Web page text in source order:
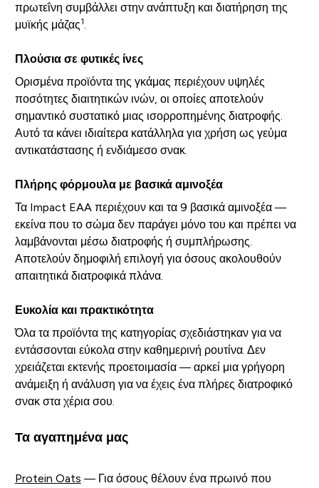
πρωτεΐνη συμβάλλει στην ανάπτυξη και διατήρηση της
μυϊκής μάζας1
Πλούσια σε φυτικές ίνες
Ορισμένα προϊόντα της γκάμας περιέχουν υψηλές
ποσότητες διαιτητικών ινών, οι οποίες αποτελούν
σημαντικό συστατικό μιας ισορροπημένης διατροφής.
Αυτό τα κάνει ιδιαίτερα κατάλληλα για χρήση ως γεύμα
αντικατάστασης ή ενδιάμεσο σνακ.
Πλήρης φόρμουλα με βασικά αμινοξέα
Τα Impact EAA περιέχουν και τα 9 βασικά αμινοξέα —
εκείνα που το σώμα δεν παράγει μόνο του και πρέπει να
λαμβάνονται μέσω διατροφής ή συμπλήρωσης.
Αποτελούν δημοφιλή επιλογή για όσους ακολουθούν
απαιτητικά διατροφικά πλάνα.
Ευκολία και πρακτικότητα
Όλα τα προϊόντα της κατηγορίας σχεδιάστηκαν για να
εντάσσονται εύκολα στην καθημερινή ρουτίνα. Δεν
χρειάζεται εκτενής προετοιμασία — αρκεί μια γρήγορη
ανάμειξη ή ανάλυση για να έχεις ένα πλήρες διατροφικό
σνακ στα χέρια σου.
Τα αγαπημένα μας
Protein Oats — Για όσους θέλουν ένα πρωινό που